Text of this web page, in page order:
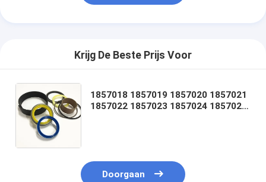
Krijg De Beste Prijs Voor
1857018 1857019 1857020 1857021
1857022 1857023 1857024 1857025
Doorgaan